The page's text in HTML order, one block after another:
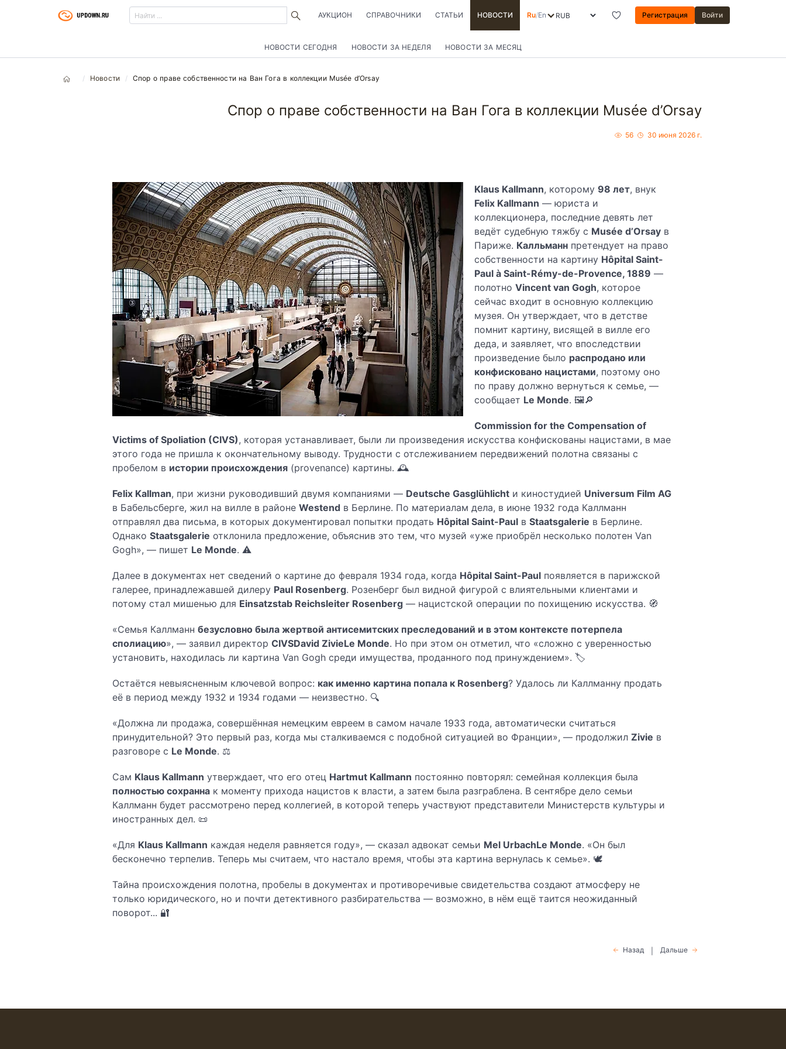
АУКЦИОН СПРАВОЧНИКИ СТАТЬИ НОВОСТИ Ru/En Регистрация Войти
НОВОСТИ СЕГОДНЯ НОВОСТИ ЗА НЕДЕЛЯ НОВОСТИ ЗА МЕСЯЦ
Новости Спор о праве собственности на Ван Гога в коллекции Musée d’Orsay
Спор о праве собственности на Ван Гога в коллекции Musée d’Orsay
56 30 июня 2026 г.
Klaus Kallmann, которому98 лет, внук
Felix Kallmann — юриста и
коллекционера, последние девять лет
ведёт судебную тяжбу с Musée d’Orsay в
Париже. Калльманн претендует на право
собственности на картину Hôpital Saint-
Paul à Saint-Rémy-de-Provence, 1889 —
полотноVincent van Gogh, которое
сейчас входит в основную коллекцию
музея. Он утверждает, что в детстве
помнит картину, висящей в вилле его
деда, и заявляет, что впоследствии
произведение было распродано или
конфисковано нацистами, поэтому оно
по праву должно вернуться к семье, —
сообщает Le Monde. 🖼️🔎
Commission for the Compensation of
Victims of Spoliation (CIVS), которая устанавливает, были ли произведения искусства конфискованы нацистами, в мае
этого года не пришла к окончательному выводу. Трудности с отслеживанием передвижений полотна связаны с
пробелом в истории происхождения (provenance) картины. 🕰️
Felix Kallman, при жизни руководивший двумя компаниями — Deutsche Gasglühlicht и киностудией Universum Film AG
в Бабельсберге, жил на вилле в районе Westend в Берлине. По материалам дела, в июне 1932 года Каллманн
отправлял два письма, в которых документировал попытки продать Hôpital Saint-Paul в Staatsgalerie в Берлине.
Однако Staatsgalerie отклонила предложение, объяснив это тем, что музей «уже приобрёл несколько полотен Van
Gogh», — пишет Le Monde. ⚠️
Далее в документах нет сведений о картине до февраля 1934 года, когда Hôpital Saint-Paul появляется в парижской
галерее, принадлежавшей дилеру Paul Rosenberg. Розенберг был видной фигурой с влиятельными клиентами и
потому стал мишенью для Einsatzstab Reichsleiter Rosenberg — нацистской операции по похищению искусства. 🧭
«Семья Каллманн безусловно была жертвой антисемитских преследований и в этом контексте потерпела
сполиацию», — заявил директор CIVSDavid ZivieLe Monde. Но при этом он отметил, что «сложно с уверенностью
установить, находилась ли картина Van Gogh среди имущества, проданного под принуждением». 🏷️
Остаётся невыясненным ключевой вопрос: как именно картина попала к Rosenberg? Удалось ли Каллманну продать
её в период между 1932 и 1934 годами — неизвестно. 🔍
«Должна ли продажа, совершённая немецким евреем в самом начале 1933 года, автоматически считаться
принудительной? Это первый раз, когда мы сталкиваемся с подобной ситуацией во Франции», — продолжил Zivie в
разговоре с Le Monde. ⚖️
Сам Klaus Kallmann утверждает, что его отец Hartmut Kallmann постоянно повторял: семейная коллекция была
полностью сохранна к моменту прихода нацистов к власти, а затем была разграблена. В сентябре дело семьи
Каллманн будет рассмотрено перед коллегией, в которой теперь участвуют представители Министерств культуры и
иностранных дел. 📜
«Для Klaus Kallmann каждая неделя равняется году», — сказал адвокат семьи Mel UrbachLe Monde. «Он был
бесконечно терпелив. Теперь мы считаем, что настало время, чтобы эта картина вернулась к семье». 🕊️
Тайна происхождения полотна, пробелы в документах и противоречивые свидетельства создают атмосферу не
только юридического, но и почти детективного разбирательства — возможно, в нём ещё таится неожиданный
поворот... 🔐
Назад Дальше